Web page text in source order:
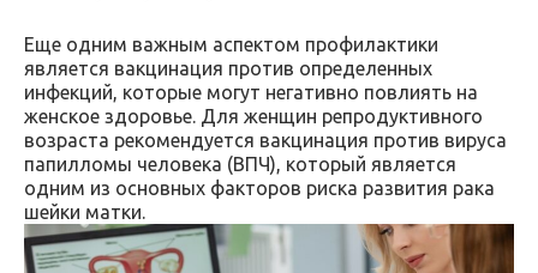
Еще одним важным аспектом профилактики
является вакцинация против определенных
инфекций, которые могут негативно повлиять на
женское здоровье. Для женщин репродуктивного
возраста рекомендуется вакцинация против вируса
папилломы человека (ВПЧ), который является
одним из основных факторов риска развития рака
шейки матки.